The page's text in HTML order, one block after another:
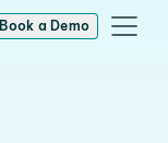
Book a Demo